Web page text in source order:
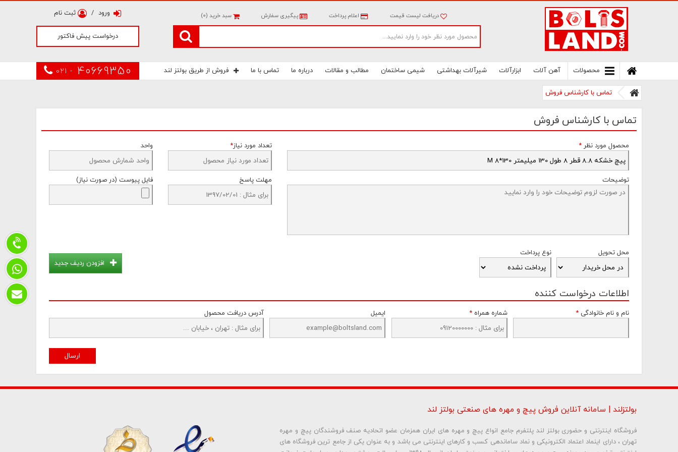
بولتز لند | سرزمین پیچ
دریافت لیست قیمت اعلام پرداخت پیگیری سفارش سبد خرید (0
) ورود / ثبت نام
درخواست پیش فاکتور
محصولات آهن آلات ابزارآلات شیرآلات بهداشتی شیمی ساختمان مطالب و مقالات درباره ما تماس با ما فروش از طریق بولتز لند 021 - 40669350
تماس با کارشناس فروش
تماس با کارشناس فروش
محصول مورد نظر *
توضیحات
تعداد مورد نیاز*
مهلت پاسخ
واحد
فایل پیوست (در صورت نیاز)
محل تحویل
نوع پرداخت
افزودن ردیف جدید
اطلاعات درخواست کننده
نام و نام خانوادگی * شماره همراه* ایمیل آدرس دریافت محصول
ارسال
بولتزلند | سامانه آنلاین فروش پیچ و مهره های صنعتی بولتز لند
فروشگاه اینترنتی و حضوری بولتز لند پلتفرم جامع انواع پیچ و مهره های ایران همزمان عضو اتحادیه صنف فروشندگان پیچ و مهره
تهران ، دارای اینماد اعتماد الکترونیکی و نماد ساماندهی کسب و کارهای اینترنتی می باشد و به عنوان یکی از جامع ترین فروشگاه های